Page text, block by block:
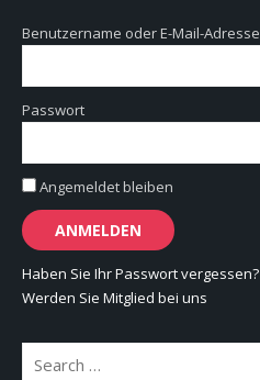
Benutzername oder E-Mail-Adresse
Passwort
Angemeldet bleiben
Haben Sie Ihr Passwort vergessen?
Werden Sie Mitglied bei uns